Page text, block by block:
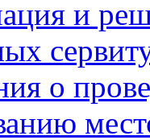
и
о